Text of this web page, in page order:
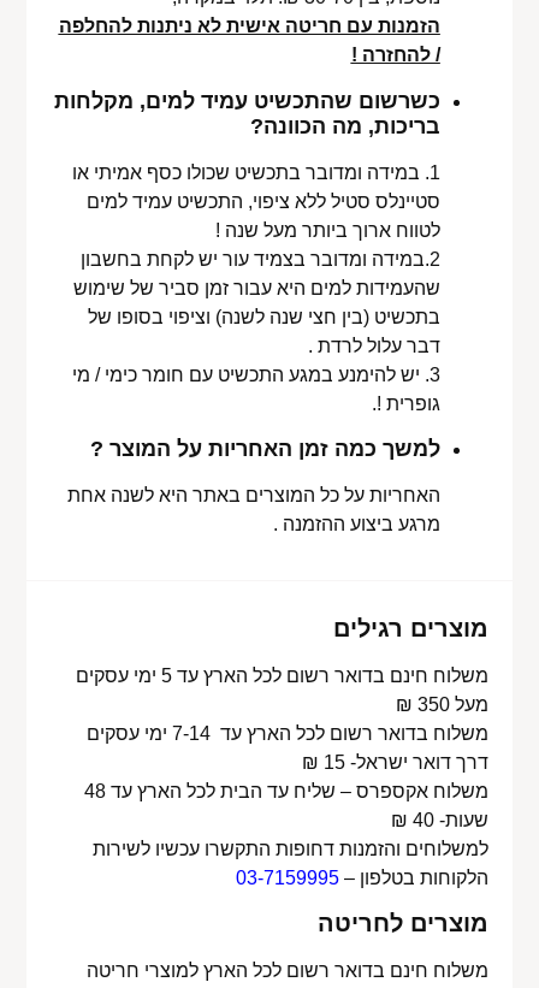
הזמנות עם חריטה אישית לא ניתנות להחלפה
/ להחזרה !
כשרשום שהתכשיט עמיד למים, מקלחות
בריכות, מה הכוונה?
1. במידה ומדובר בתכשיט שכולו כסף אמיתי או
סטיינלס סטיל ללא ציפוי, התכשיט עמיד למים
לטווח ארוך ביותר מעל שנה !
2.במידה ומדובר בצמיד עור יש לקחת בחשבון
שהעמידות למים היא עבור זמן סביר של שימוש
בתכשיט (בין חצי שנה לשנה) וציפוי בסופו של
דבר עלול לרדת .
3. יש להימנע במגע התכשיט עם חומר כימי / מי
גופרית !.
למשך כמה זמן האחריות על המוצר ?
האחריות על כל המוצרים באתר היא לשנה אחת
מרגע ביצוע ההזמנה .
מוצרים רגילים
משלוח חינם בדואר רשום לכל הארץ עד 5 ימי עסקים
מעל 350 ₪
משלוח בדואר רשום לכל הארץ עד 7-14 ימי עסקים
דרך דואר ישראל- 15 ₪
משלוח אקספרס – שליח עד הבית לכל הארץ עד 48
שעות- 40 ₪
למשלוחים והזמנות דחופות התקשרו עכשיו לשירות
הלקוחות בטלפון –03-7159995
מוצרים לחריטה
משלוח חינם בדואר רשום לכל הארץ למוצרי חריטה